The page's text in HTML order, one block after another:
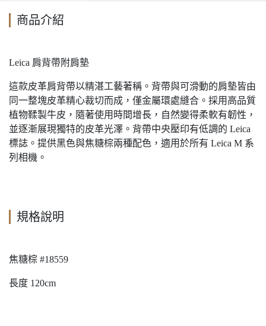
商品介紹
Leica 肩背帶附肩墊
這款皮革肩背帶以精湛工藝著稱。背帶與可滑動的肩墊皆由
同一整塊皮革精心裁切而成，僅金屬環處縫合。採用高品質
植物鞣製牛皮，隨著使用時間增長，自然變得柔軟有韌性，
並逐漸展現獨特的皮革光澤。背帶中央壓印有低調的 Leica
標誌。提供黑色與焦糖棕兩種配色，適用於所有 Leica M 系
列相機。
規格說明
焦糖棕 #18559
長度 120cm